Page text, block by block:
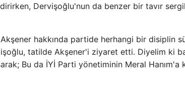
Dervişoğlu'nun da benzer bir tavır
hakkında partide herhangi bir disiplin
tatilde Akşener'i ziyaret etti. Diyelim ki
Bu da İYİ Parti yönetiminin Meral Hanım'a